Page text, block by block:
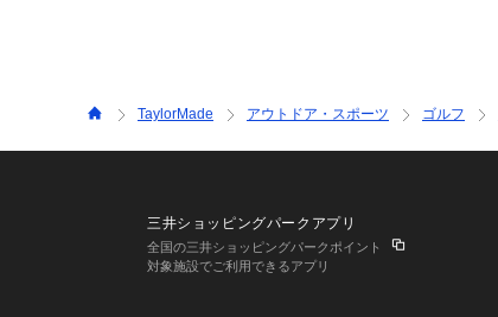
TaylorMade アウトドア・スポーツ ゴルフ
三井ショッピングパークアプリ
全国の三井ショッピングパークポイント
対象施設でご利用できるアプリ